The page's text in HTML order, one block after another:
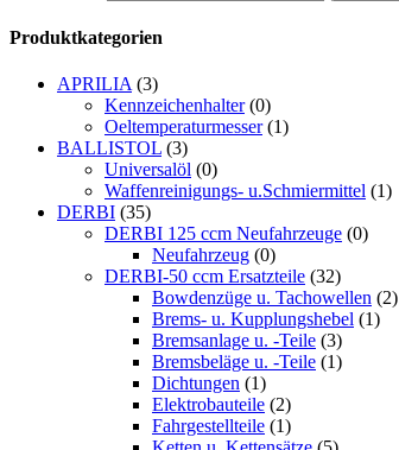
Produktkategorien
APRILIA (3)
Kennzeichenhalter (0)
Oeltemperaturmesser (1)
BALLISTOL (3)
Universalöl (0)
Waffenreinigungs- u.Schmiermittel (1)
DERBI (35)
DERBI 125 ccm Neufahrzeuge (0)
Neufahrzeug (0)
DERBI-50 ccm Ersatzteile (32)
Bowdenzüge u. Tachowellen (2)
Brems- u. Kupplungshebel (1)
Bremsanlage u. -Teile (3)
Bremsbeläge u. -Teile (1)
Dichtungen (1)
Elektrobauteile (2)
Fahrgestellteile (1)